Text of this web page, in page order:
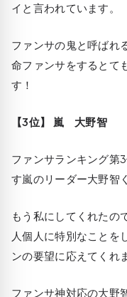
イと言われています。
ファンサの鬼と呼ばれ
命ファンサをするとて
す！
【3位】 嵐 大野智
ファンサランキング第
す嵐のリーダー大野智
もう私にしてくれたの
人個人に特別なことを
ンの要望に応えてくれ
ファンサ神対応の大野